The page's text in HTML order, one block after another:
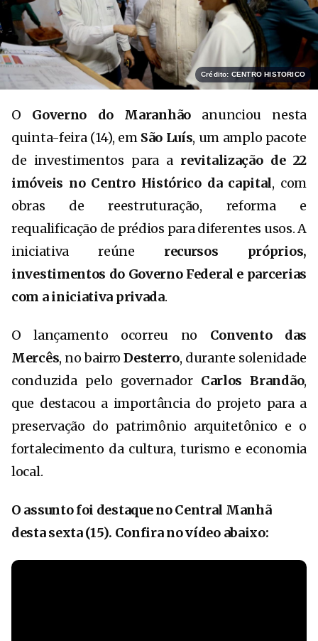
Crédito: CENTRO HISTORICO
O Governo do Maranhãoanunciou nesta
quinta-feira (14), em São Luís, um amplo pacote
de investimentos para a revitalização de 22
imóveis no Centro Histórico da capital, com
obras de reestruturação, reforma e
requalificação de prédios para diferentes usos. A
iniciativa reúne recursos próprios,
investimentos do Governo Federal e parcerias
com a iniciativa privada.
O lançamento ocorreu no Convento das
Mercês, no bairroDesterro, durante solenidade
conduzida pelo governador Carlos Brandão,
que destacou a importância do projeto para a
preservação do patrimônio arquitetônico e o
fortalecimento da cultura, turismo e economia
local.
O assunto foi destaque no Central Manhã
desta sexta (15). Confira no vídeo abaixo: